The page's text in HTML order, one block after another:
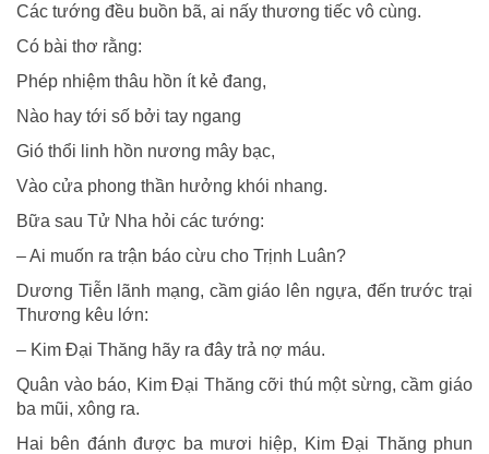
Các tướng đều buồn bã, ai nấy thương tiếc vô cùng.
Có bài thơ rằng:
Phép nhiệm thâu hồn ít kẻ đang,
Nào hay tới số bởi tay ngang
Gió thổi linh hồn nương mây bạc,
Vào cửa phong thần hưởng khói nhang.
Bữa sau Tử Nha hỏi các tướng:
– Ai muốn ra trận báo cừu cho Trịnh Luân?
Dương Tiễn lãnh mạng, cầm giáo lên ngựa, đến trước trại
Thương kêu lớn:
– Kim Ðại Thăng hãy ra đây trả nợ máu.
Quân vào báo, Kim Ðại Thăng cỡi thú một sừng, cầm giáo
ba mũi, xông ra.
Hai bên đánh được ba mươi hiệp, Kim Ðại Thăng phun